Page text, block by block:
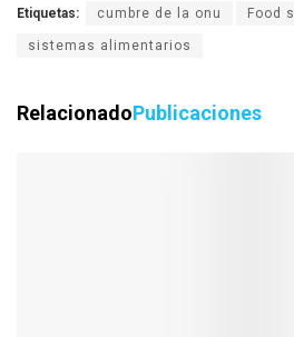
Etiquetas: cumbre de la onu Food
sistemas alimentarios
RelacionadoPublicaciones